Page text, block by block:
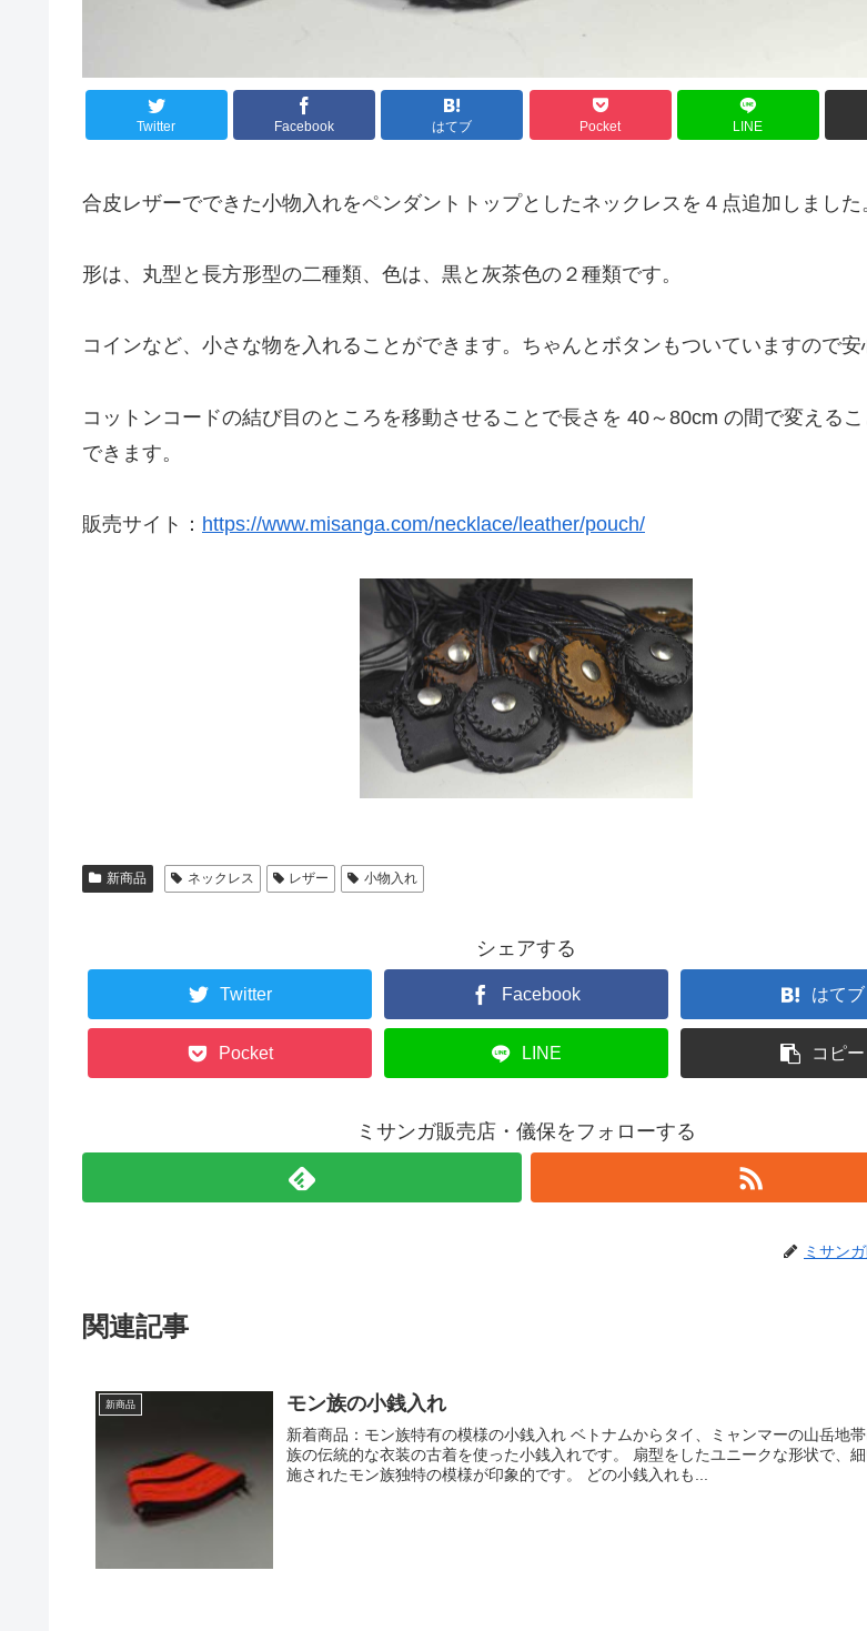
Twitter Facebook はてブ Pocket LINE
合皮レザーでできた小物入れをペンダントトップとしたネックレスを４点追加しました
形は、丸型と長方形型の二種類、色は、黒と灰茶色の２種類です。
コインなど、小さな物を入れることができます。ちゃんとボタンもついていますので安
コットンコードの結び目のところを移動させることで長さを 40～80cm の間で変える
できます。
販売サイト： https://www.misanga.com/necklace/leather/pouch/
新商品 ネックレス レザー 小物入れ
シェアする
Twitter Facebook はてブ
Pocket LINE コピー
ミサンガ販売店・儀保をフォローする
ミサン
関連記事
新商品 モン族の小銭入れ
新着商品：モン族特有の模様の小銭入れ ベトナムからタイ、ミャンマーの山岳地
族の伝統的な衣装の古着を使った小銭入れです。 扇型をしたユニークな形状で、
施されたモン族独特の模様が印象的です。 どの小銭入れも...